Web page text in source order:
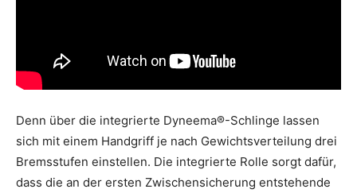
Denn über die integrierte Dyneema®-Schlinge lassen
sich mit einem Handgriff je nach Gewichtsverteilung drei
Bremsstufen einstellen. Die integrierte Rolle sorgt dafür,
dass die an der ersten Zwischensicherung entstehende